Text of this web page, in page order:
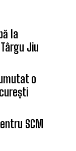
la
Jiu
o
SCM